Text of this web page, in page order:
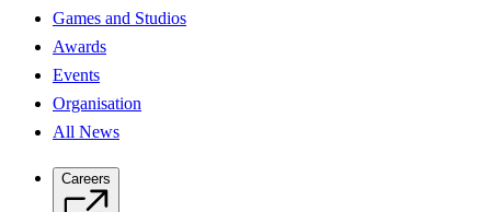
Games and Studios
Awards
Events
Organisation
All News
Careers